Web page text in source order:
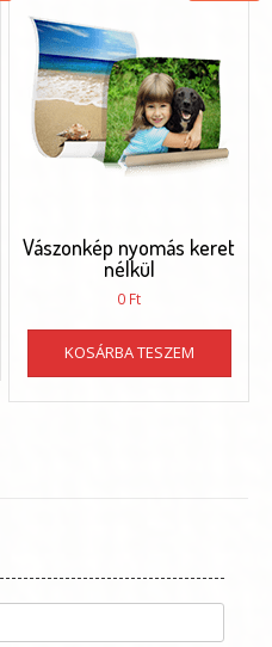
Vászonkép nyomás keret
nélkül
0 Ft
KOSÁRBA TESZEM